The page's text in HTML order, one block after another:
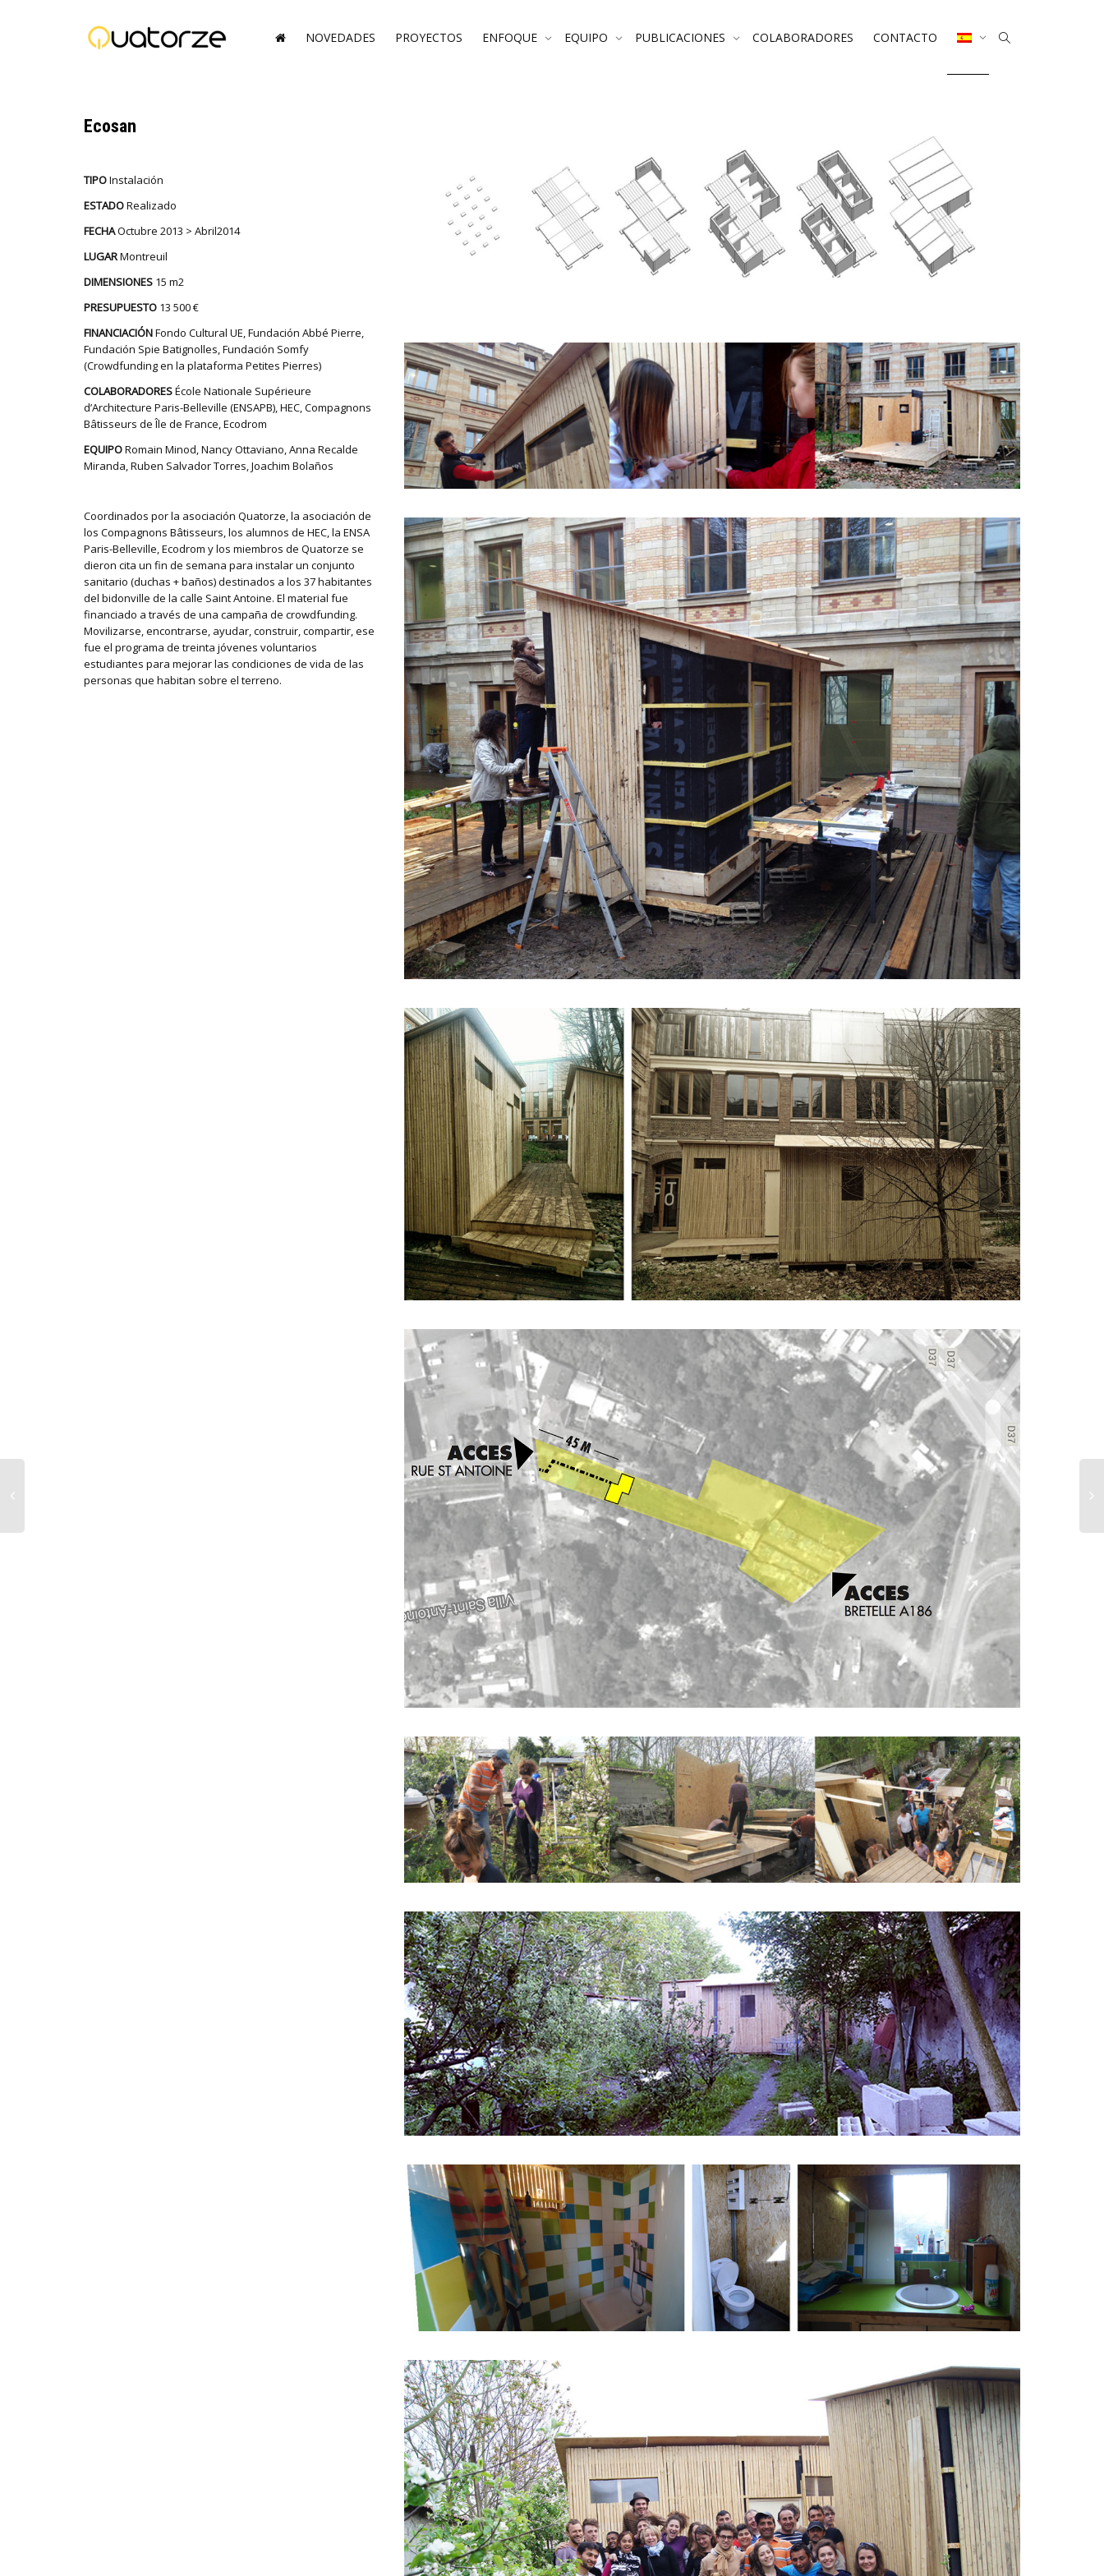
NOVEDADES PROYECTOS ENFOQUE EQUIPO PUBLICACIONES COLABORADORES CONTACTO
Ecosan
TIPOInstalación
ESTADORealizado
FECHAOctubre 2013 > Abril2014
LUGARMontreuil
DIMENSIONES 15 m2
PRESUPUESTO 13 500 €
FINANCIACIÓNFondo Cultural UE, Fundación Abbé Pierre,
Fundación Spie Batignolles, Fundación Somfy
(Crowdfunding en la plataforma Petites Pierres)
COLABORADORESÉcole Nationale Supérieure
d’Architecture Paris-Belleville (ENSAPB), HEC, Compagnons
Bâtisseurs de Île de France, Ecodrom
EQUIPORomain Minod, Nancy Ottaviano, Anna Recalde
Miranda, Ruben Salvador Torres, Joachim Bolaños
Coordinados por la asociación Quatorze, la asociación de
los Compagnons Bâtisseurs, los alumnos de HEC, la ENSA
Paris-Belleville, Ecodrom y los miembros de Quatorze se
dieron cita un fin de semana para instalar un conjunto
sanitario (duchas + baños) destinados a los 37 habitantes
del bidonville de la calle Saint Antoine. El material fue
financiado a través de una campaña de crowdfunding.
Movilizarse, encontrarse, ayudar, construir, compartir, ese
fue el programa de treinta jóvenes voluntarios
estudiantes para mejorar las condiciones de vida de las
personas que habitan sobre el terreno.